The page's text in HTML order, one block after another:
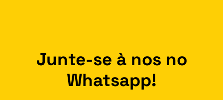
Junte-se à nos no
Whatsapp!